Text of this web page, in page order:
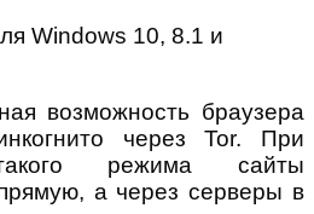
возможность браузера
через Tor. При
режима сайты
а через серверы в